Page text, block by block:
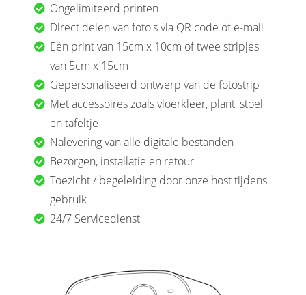
Ongelimiteerd printen
Direct delen van foto's via QR code of e-mail
Eén print van 15cm x 10cm of twee stripjes
van 5cm x 15cm
Gepersonaliseerd ontwerp van de fotostrip
Met accessoires zoals vloerkleer, plant, stoel
en tafeltje
Nalevering van alle digitale bestanden
Bezorgen, installatie en retour
Toezicht / begeleiding door onze host tijdens
gebruik
24/7 Servicedienst
gebruikt
deze
worden